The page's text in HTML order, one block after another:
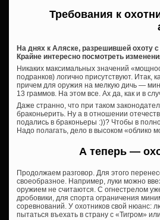
Требования к
На днях к Аляске, разрешившей охоту
Крайне интересно посмотреть
Никаких максимальных значений
подранков) логично присутствуют.
причем для оружия на мелкую дичь —
13 граммов. На этом все. Ах да, как и в
Даже странно, что при таком
браконьерить. Ну а в отношении
подались в браконьеры :))? Чтобы в
Надо полагать, дело в высоком «облико
А теперь —
Продолжаем разговор. Для этого
своеобразное. Например, луки можно
оружием не считаются. С огнестрелом
дробовики, для спорта ограничения
соревнований. У охотников свой нюанс:
пытаться въехать в страну с «Тигром»